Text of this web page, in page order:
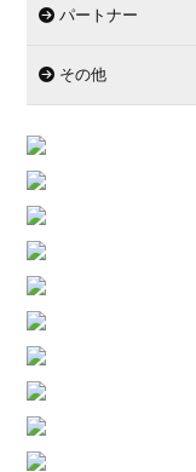
パートナー
その他